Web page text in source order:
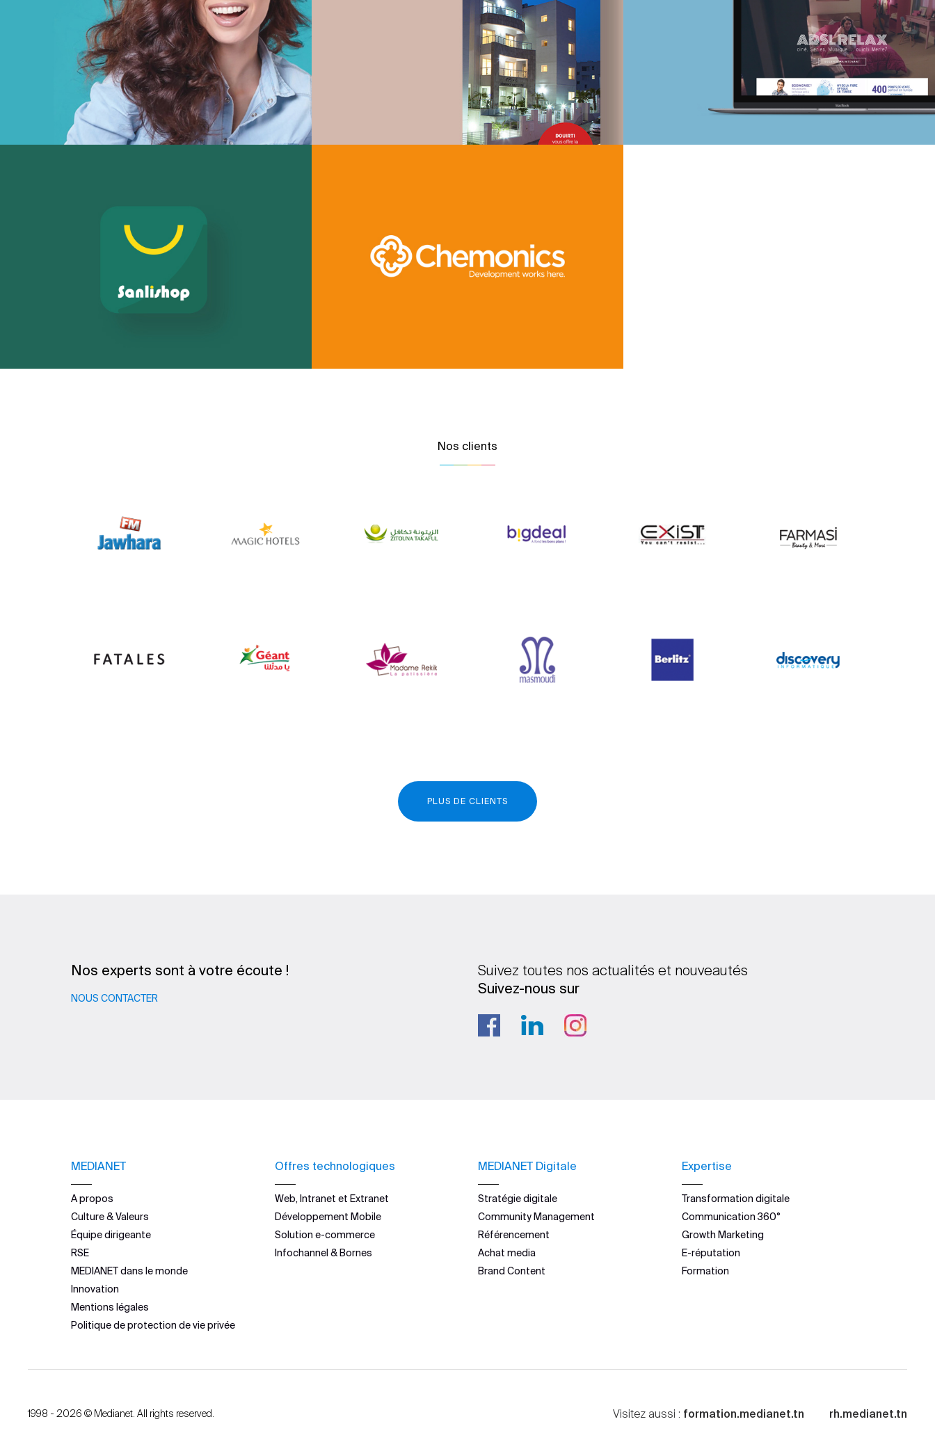
Marketing Digital & Com 360°
Plateformes digitales
Stratégie Social Media
Web, Intranet et Extranet
Marketing Digital & Com 360°
Nos clients
PLUS DE CLIENTS
Nos experts sont à votre écoute !
NOUS CONTACTER
Suivez toutes nos actualités et nouveautés
Suivez-nous sur
MEDIANET
A propos
Culture & Valeurs
Équipe dirigeante
RSE
MEDIANET dans le monde
Innovation
Mentions légales
Politique de protection de vie privée
Offres technologiques
Web, Intranet et Extranet
Développement Mobile
Solution e-commerce
Infochannel & Bornes
MEDIANET Digitale
Stratégie digitale
Community Management
Référencement
Achat media
Brand Content
Expertise
Transformation digitale
Communication 360°
Growth Marketing
E-réputation
Formation
Visitez aussi : formation.medianet.tn rh.medianet.tn
1998 - 2026 © Medianet. All rights reserved.